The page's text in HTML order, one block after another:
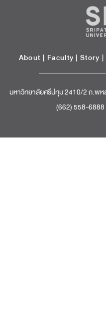
About | Faculty | Story
มหาวิทยาลัยศรีปทุม 2410/2 ถ.พห
(662) 558-6888